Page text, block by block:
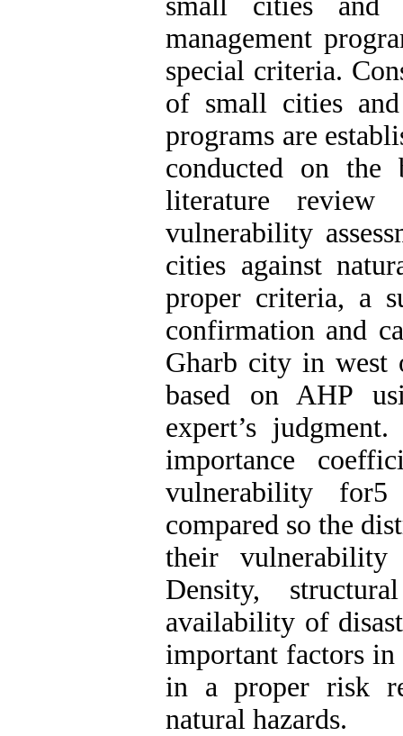
management
special criteria.
of small cities and
programs are
conducted on the
literature
vulnerability
cities against
proper criteria, a
confirmation and
Gharb city in west
based on AHP
expert’s
importance
vulnerability
compared so the
their
Density,
availability of
important factors in
in a proper risk
natural hazards.